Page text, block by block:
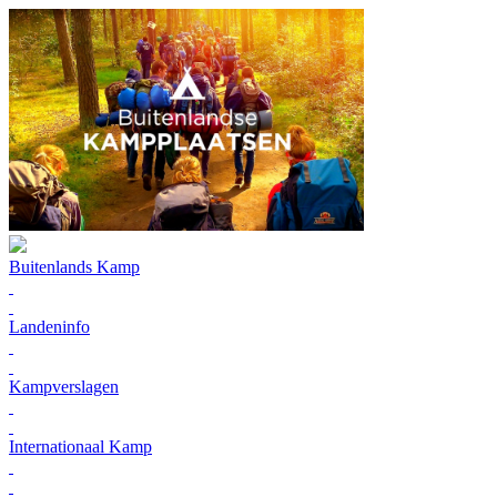
Buitenlands Kamp
Landeninfo
Kampverslagen
Internationaal Kamp